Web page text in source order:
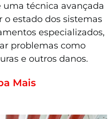
uma técnica avançada
o estado dos sistemas
especializados,
problemas como
e outros danos.
Mais